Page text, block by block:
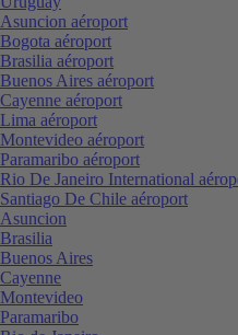
Asuncion aéroport
Bogota aéroport
Brasilia aéroport
Buenos Aires aéroport
Cayenne aéroport
Lima aéroport
Montevideo aéroport
Paramaribo aéroport
Rio De Janeiro International
Santiago De Chile aéroport
Asuncion
Brasilia
Buenos Aires
Cayenne
Montevideo
Paramaribo